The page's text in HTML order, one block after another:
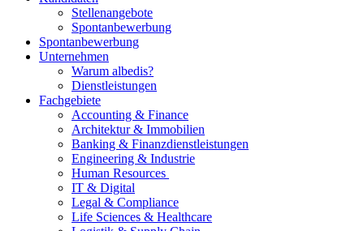
Stellenangebote
Spontanbewerbung
Spontanbewerbung
Unternehmen
Warum albedis?
Dienstleistungen
Fachgebiete
Accounting & Finance
Architektur & Immobilien
Banking & Finanzdienstleistungen
Engineering & Industrie
Human Resources
IT & Digital
Legal & Compliance
Life Sciences & Healthcare